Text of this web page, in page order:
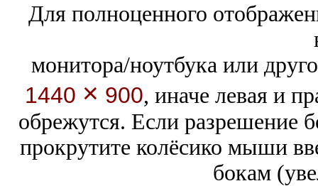
Для полноценного
монитора/ноутбука или
1440 × 900, иначе левая и
обрежутся. Если разрешение
прокрутите колёсико мыши
бокам